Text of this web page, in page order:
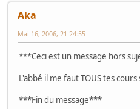
Aka
Mai 16, 2006, 21:24:55
***Ceci est un message hors
L'abbé il me faut TOUS tes
***Fin du message***